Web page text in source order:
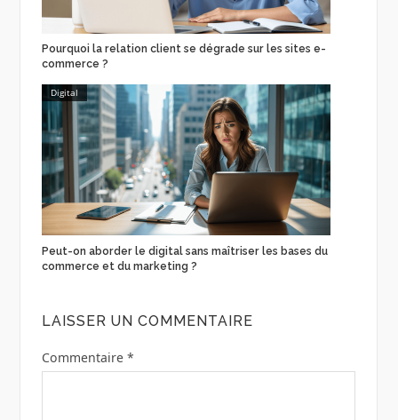
Pourquoi la relation client se dégrade sur les sites e-
commerce ?
Digital
Peut-on aborder le digital sans maîtriser les bases du
commerce et du marketing ?
LAISSER UN COMMENTAIRE
Commentaire *